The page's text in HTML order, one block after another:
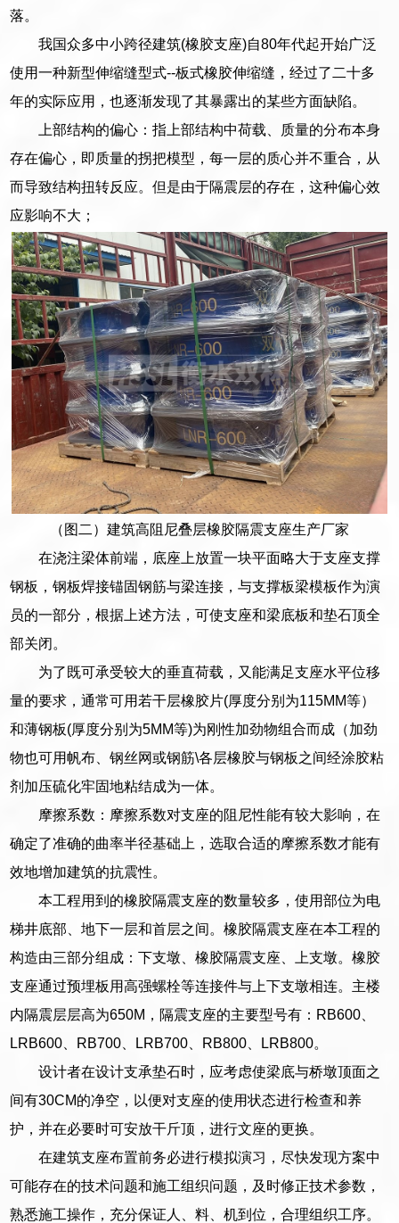
落。
我国众多中小跨径建筑(橡胶支座)自80年代起开始广泛
使用一种新型伸缩缝型式--板式橡胶伸缩缝，经过了二十多
年的实际应用，也逐渐发现了其暴露出的某些方面缺陷。
上部结构的偏心：指上部结构中荷载、质量的分布本身
存在偏心，即质量的拐把模型，每一层的质心并不重合，从
而导致结构扭转反应。但是由于隔震层的存在，这种偏心效
应影响不大；
（图二）建筑高阻尼叠层橡胶隔震支座生产厂家
在浇注梁体前端，底座上放置一块平面略大于支座支撑
钢板，钢板焊接锚固钢筋与梁连接，与支撑板梁模板作为演
员的一部分，根据上述方法，可使支座和梁底板和垫石顶全
部关闭。
为了既可承受较大的垂直荷载，又能满足支座水平位移
量的要求，通常可用若干层橡胶片(厚度分别为115MM等）
和薄钢板(厚度分别为5MM等)为刚性加劲物组合而成（加劲
物也可用帆布、钢丝网或钢筋\各层橡胶与钢板之间经涂胶粘
剂加压硫化牢固地粘结成为一体。
摩擦系数：摩擦系数对支座的阻尼性能有较大影响，在
确定了准确的曲率半径基础上，选取合适的摩擦系数才能有
效地增加建筑的抗震性。
本工程用到的橡胶隔震支座的数量较多，使用部位为电
梯井底部、地下一层和首层之间。橡胶隔震支座在本工程的
构造由三部分组成：下支墩、橡胶隔震支座、上支墩。橡胶
支座通过预埋板用高强螺栓等连接件与上下支墩相连。主楼
内隔震层层高为650M，隔震支座的主要型号有：RB600、
LRB600、RB700、LRB700、RB800、LRB800。
设计者在设计支承垫石时，应考虑使梁底与桥墩顶面之
间有30CM的净空，以便对支座的使用状态进行检查和养
护，并在必要时可安放干斤顶，进行文座的更换。
在建筑支座布置前务必进行模拟演习，尽快发现方案中
可能存在的技术问题和施工组织问题，及时修正技术参数，
熟悉施工操作，充分保证人、料、机到位，合理组织工序。